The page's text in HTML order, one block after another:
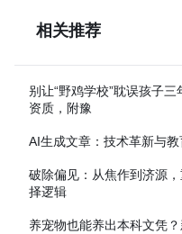
相关推荐
别让“野鸡学校”耽误孩子
资质，附豫
AI生成文章：技术革新与
破除偏见：从焦作到济源
择逻辑
养宠物也能养出本科文凭